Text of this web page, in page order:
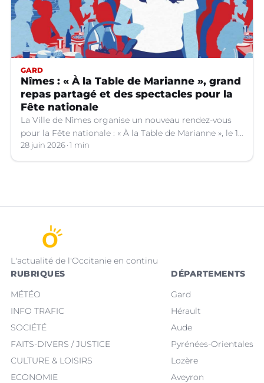
GARD
Nîmes : « À la Table de Marianne », grand
repas partagé et des spectacles pour la
Fête nationale
La Ville de Nîmes organise un nouveau rendez-vous
pour la Fête nationale : « À la Table de Marianne », le 13
juillet prochain.
28 juin 2026 1 min
L'actualité de l'Occitanie en continu
RUBRIQUES
MÉTÉO
INFO TRAFIC
SOCIÉTÉ
FAITS-DIVERS / JUSTICE
CULTURE & LOISIRS
ECONOMIE
DÉPARTEMENTS
Gard
Hérault
Aude
Pyrénées-Orientales
Lozère
Aveyron